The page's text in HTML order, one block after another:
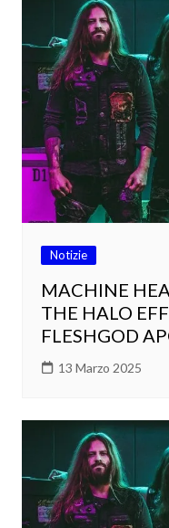
Notizie
MACHINE
THE HALO
FLESHGOD
13 Marzo 2025